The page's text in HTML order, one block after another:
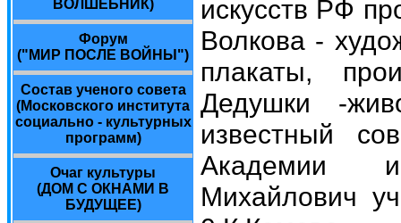
ВОЛШЕБНИК)
Форум
("МИР ПОСЛЕ ВОЙНЫ")
Состав ученого совета
(Московского института
социально - культурных
программ)
Очаг культуры
(ДОМ С ОКНАМИ В
БУДУЩЕЕ)
искусств РФ
Волкова -
плакаты,
Дедушки -
известный
Академии
Михайлович